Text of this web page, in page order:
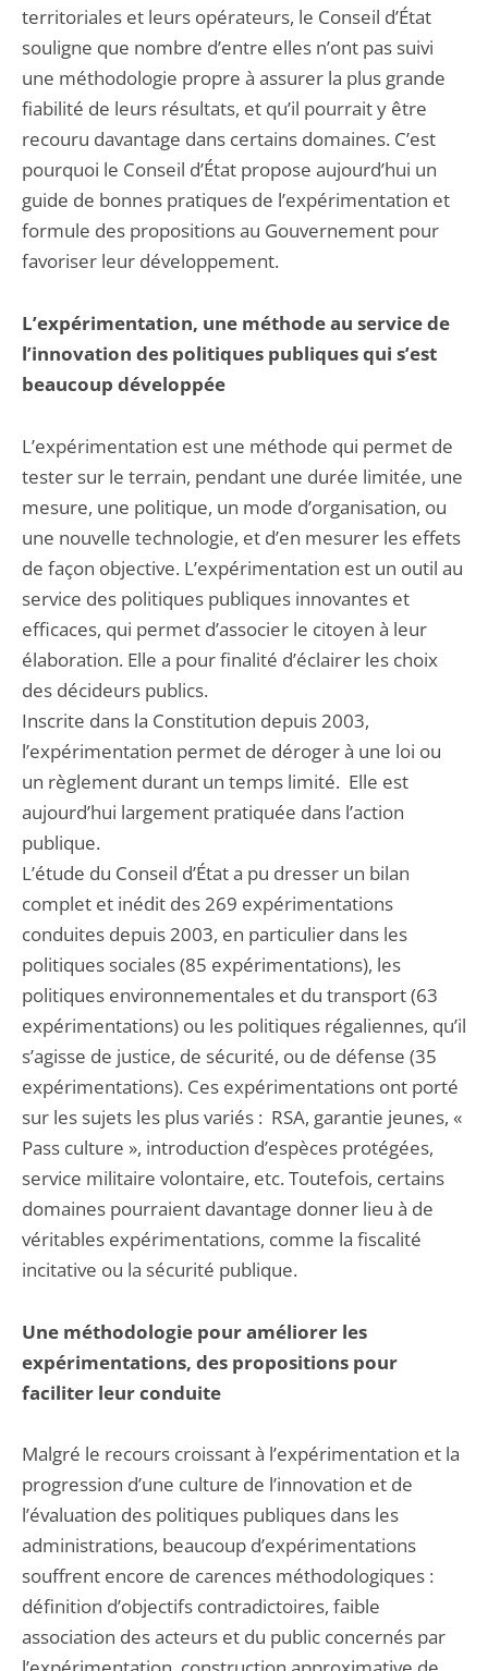
territoriales et leurs opérateurs, le Conseil d’État
souligne que nombre d’entre elles n’ont pas suivi
une méthodologie propre à assurer la plus grande
fiabilité de leurs résultats, et qu’il pourrait y être
recouru davantage dans certains domaines. C’est
pourquoi le Conseil d’État propose aujourd’hui un
guide de bonnes pratiques de l’expérimentation et
formule des propositions au Gouvernement pour
favoriser leur développement.
L’expérimentation, une méthode au service de
l’innovation des politiques publiques qui s’est
beaucoup développée
L’expérimentation est une méthode qui permet de
tester sur le terrain, pendant une durée limitée, une
mesure, une politique, un mode d’organisation, ou
une nouvelle technologie, et d’en mesurer les effets
de façon objective. L’expérimentation est un outil au
service des politiques publiques innovantes et
efficaces, qui permet d’associer le citoyen à leur
élaboration. Elle a pour finalité d’éclairer les choix
des décideurs publics.
Inscrite dans la Constitution depuis 2003,
l’expérimentation permet de déroger à une loi ou
un règlement durant un temps limité. Elle est
aujourd’hui largement pratiquée dans l’action
publique.
L’étude du Conseil d’État a pu dresser un bilan
complet et inédit des 269 expérimentations
conduites depuis 2003, en particulier dans les
politiques sociales (85 expérimentations), les
politiques environnementales et du transport (63
expérimentations) ou les politiques régaliennes, qu’il
s’agisse de justice, de sécurité, ou de défense (35
expérimentations). Ces expérimentations ont porté
sur les sujets les plus variés : RSA, garantie jeunes, «
Pass culture », introduction d’espèces protégées,
service militaire volontaire, etc. Toutefois, certains
domaines pourraient davantage donner lieu à de
véritables expérimentations, comme la fiscalité
incitative ou la sécurité publique.
Une méthodologie pour améliorer les
expérimentations, des propositions pour
faciliter leur conduite
Malgré le recours croissant à l’expérimentation et la
progression d’une culture de l’innovation et de
l’évaluation des politiques publiques dans les
administrations, beaucoup d’expérimentations
souffrent encore de carences méthodologiques :
définition d’objectifs contradictoires, faible
association des acteurs et du public concernés par